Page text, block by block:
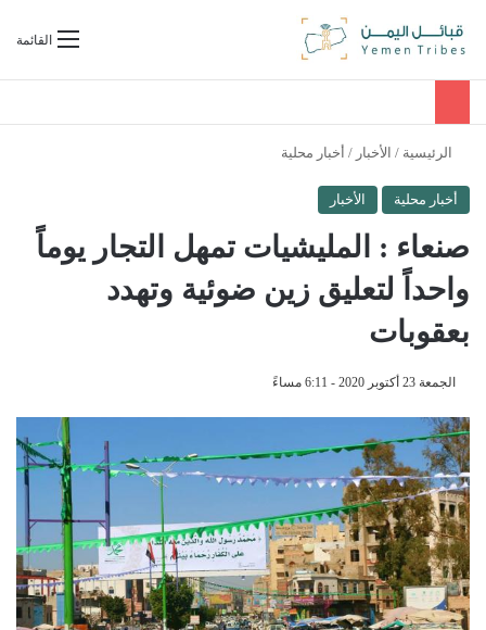
القائمةبحث عن
الرئيسية / الأخبار / أخبار محلية
أخبار محلية الأخبار
صنعاء : المليشيات تمهل التجار يوماً
واحداً لتعليق زين ضوئية وتهدد
بعقوبات
الجمعة 23 أكتوبر 2020 - 6:11 مساءً